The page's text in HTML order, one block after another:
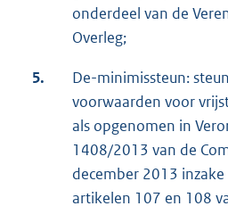
onderdeel van de
Overleg;
5.
De-minimissteun:
voorwaarden voor
als opgenomen in
1408/2013 van de
december 2013
artikelen 107 en 108